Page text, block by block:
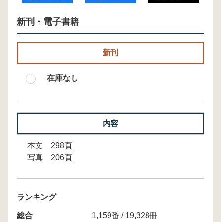
新刊・電子書籍
新刊
在庫なし
内容
本文 298頁
写真 206頁
ランキング
総合
1,159番 / 19,328冊